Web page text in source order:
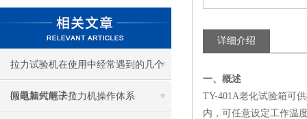
拉力试验机在使用中经常遇到的几个
问题如何解决？
微电脑式电子拉力机操作体系
详细介绍
一、概述
TY-401A老化试验箱可
内，可任意设定工作温